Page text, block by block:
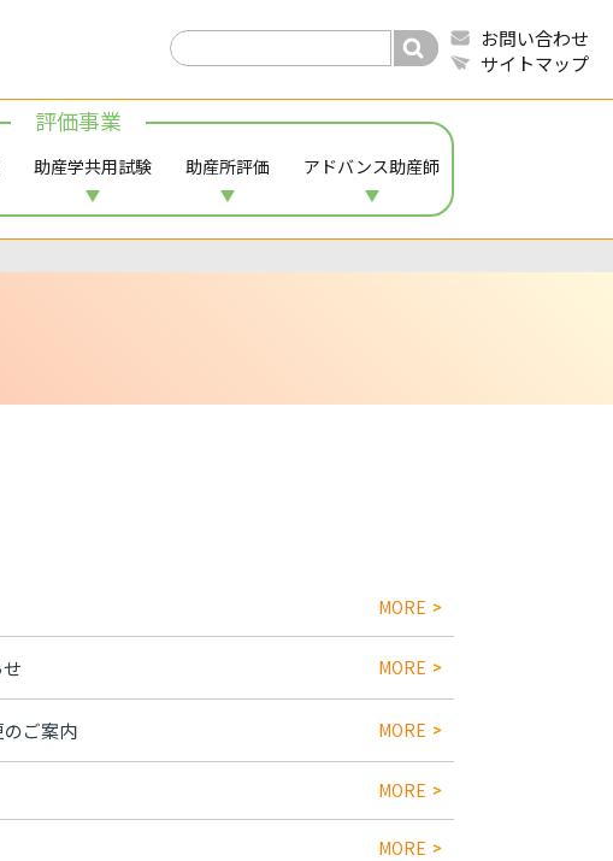
評価事業
助産学共用試験 助産所評価 アドバンス助産師
お問い合わせ
サイトマップ
MORE
MORE
ご案内 MORE
MORE
MORE